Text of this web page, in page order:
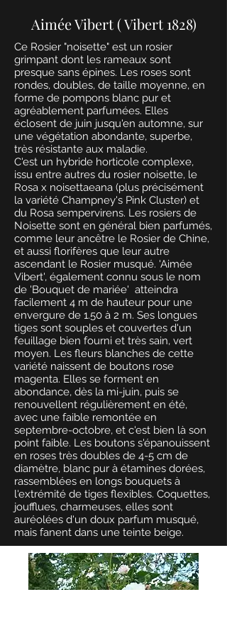
Aimée Vibert ( Vibert 1828)
Ce Rosier "noisette" est un rosier
grimpant dont les rameaux sont
presque sans épines. Les roses sont
rondes, doubles, de taille moyenne, en
forme de pompons blanc pur et
agréablement parfumées. Elles
éclosent de juin jusqu'en automne, sur
une végétation abondante, superbe,
très résistante aux maladie.
C'est un hybride horticole complexe,
issu entre autres du rosier noisette, le
Rosa x noisettaeana (plus précisément
la variété Champney's Pink Cluster) et
du Rosa sempervirens. Les rosiers de
Noisette sont en général bien parfumés,
comme leur ancêtre le Rosier de Chine,
et aussi florifères que leur autre
ascendant le Rosier musqué. 'Aimée
Vibert', également connu sous le nom
de 'Bouquet de mariée' atteindra
facilement 4 m de hauteur pour une
envergure de 1.50 à 2 m. Ses longues
tiges sont souples et couvertes d'un
feuillage bien fourni et très sain, vert
moyen. Les fleurs blanches de cette
variété naissent de boutons rose
magenta. Elles se forment en
abondance, dès la mi-juin, puis se
renouvellent régulièrement en été,
avec une faible remontée en
septembre-octobre, et c'est bien là son
point faible. Les boutons s'épanouissent
en roses très doubles de 4-5 cm de
diamètre, blanc pur à étamines dorées,
rassemblées en longs bouquets à
l'extrémité de tiges flexibles. Coquettes,
joufflues, charmeuses, elles sont
auréolées d'un doux parfum musqué,
mais fanent dans une teinte beige.